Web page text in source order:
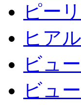
ピー
ヒア
ビュ
ビュ